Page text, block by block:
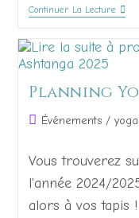
Continuer La Lecture
Planning
Événements / yoga
Vous trouverez
l'année 2024/
alors à vos tapis !